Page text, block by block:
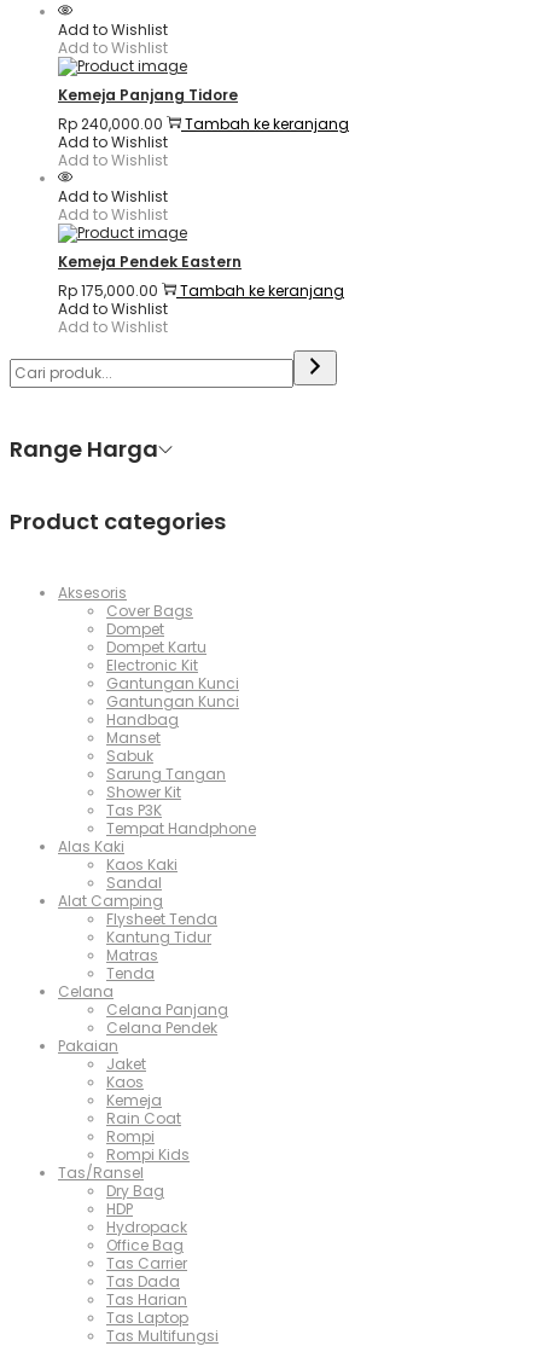
Add to Wishlist
Add to Wishlist
Kemeja Panjang Tidore
Rp240,000.00
Tambah ke keranjang
Add to Wishlist
Add to Wishlist
Add to Wishlist
Add to Wishlist
Kemeja Pendek Eastern
Rp175,000.00
Tambah ke keranjang
Add to Wishlist
Add to Wishlist
Range Harga
Product categories
Aksesoris
Cover Bags
Dompet
Dompet Kartu
Electronic Kit
Gantungan Kunci
Gantungan Kunci
Handbag
Manset
Sabuk
Sarung Tangan
Shower Kit
Tas P3K
Tempat Handphone
Alas Kaki
Kaos Kaki
Sandal
Alat Camping
Flysheet Tenda
Kantung Tidur
Matras
Tenda
Celana
Celana Panjang
Celana Pendek
Pakaian
Jaket
Kaos
Kemeja
Rain Coat
Rompi
Rompi Kids
Tas/Ransel
Dry Bag
HDP
Hydropack
Office Bag
Tas Carrier
Tas Dada
Tas Harian
Tas Laptop
Tas Multifungsi